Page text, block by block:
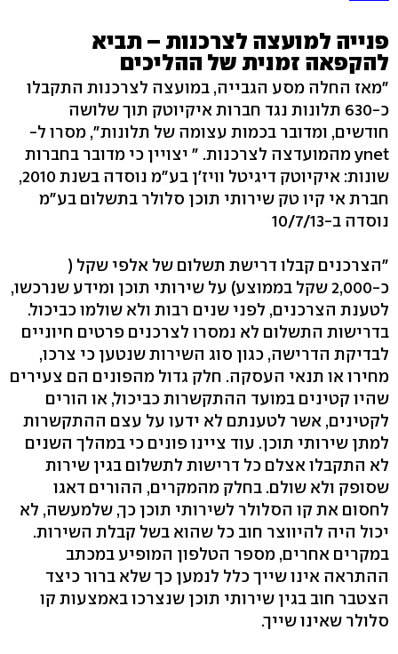
פנייה למועצה לצרכנות – תביא
להקפאה זמנית של ההליכים
"מאז החלה מסע הגבייה, במועצה לצרכנות התקבלו
כ-630 תלונות נגד חברות איקיוטק תוך שלושה
חודשים, ומדובר בכמות עצומה של תלונות", מסרו ל-
ynet מהמועדצה לצרכנות. " יצויין כי מדובר בחברות
שונות: איקיוטק דיגיטל וויז'ן בע"מ נוסדה בשנת 2010,
חברת אי קיו טק שירותי תוכן סלולר בתשלום בע"מ
נוסדה ב-10/7/13
"הצרכנים קבלו דרישת תשלום של אלפי שקל (
כ-2,000 שקל בממוצע) על שירותי תוכן ומידע שנרכשו,
לטענת הצרכנים, לפני שנים רבות ולא שולמו כביכול.
בדרישות התשלום לא נמסרו לצרכנים פרטים חיוניים
לבדיקת הדרישה, כגון סוג השירות שנטען כי צרכו,
מחירו או תנאי העסקה. חלק גדול מהפונים הם צעירים
שהיו קטינים במועד ההתקשרות כביכול, או הורים
לקטינים, אשר לטענתם לא ידעו על עצם ההתקשרות
למתן שירותי תוכן. עוד ציינו פונים כי במהלך השנים
לא התקבלו אצלם כל דרישות לתשלום בגין שירות
שסופק ולא שולם. בחלק מהמקרים, ההורים דאגו
לחסום את קו הסלולר לשירותי תוכן כך, שלמעשה, לא
יכול היה להיווצר חוב כל שהוא בשל קבלת השירות.
במקרים אחרים, מספר הטלפון המופיע במכתב
ההתראה אינו שייך כלל לנמען כך שלא ברור כיצד
הצטבר חוב בגין שירותי תוכן שנצרכו באמצעות קו
סלולר שאינו שייך.